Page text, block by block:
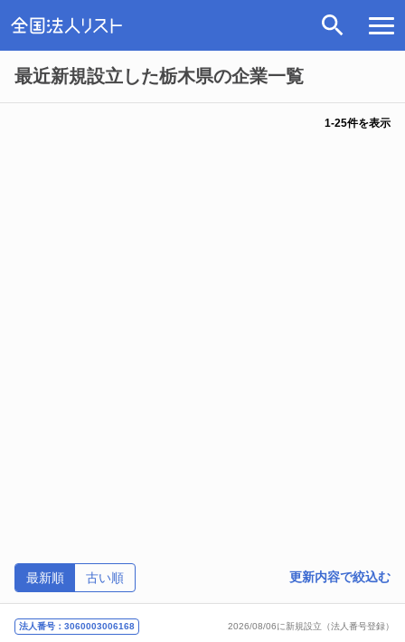
最近新規設立した栃木県の企業一覧
1-25件を表示
最新順 古い順 更新内容で絞込む
法人番号：3060003006168 2026/08/06に新規設立（法人番号登録）